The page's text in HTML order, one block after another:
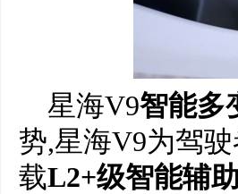
星海V9智能多
势,星海V9为驾
载L2+级智能辅